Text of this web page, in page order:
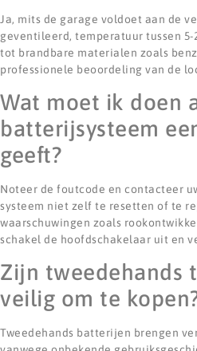
Ja, mits de garage voldoet aan de
geventileerd, temperatuur tussen 5-
tot brandbare materialen zoals
professionele beoordeling van de
Wat moet ik doen
batterijsysteem
geeft?
Noteer de foutcode en contacteer
systeem niet zelf te resetten of te
waarschuwingen zoals
schakel de hoofdschakelaar uit en
Zijn tweedehands
veilig om te
Tweedehands batterijen brengen